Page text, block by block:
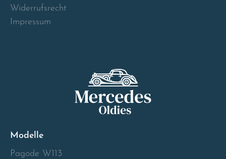
Widerrufsrecht
Impressum
Modelle
Pagode W113
Spain